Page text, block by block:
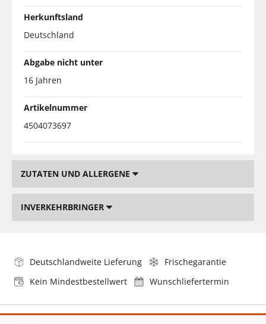
Herkunftsland
Deutschland
Abgabe nicht unter
16 Jahren
Artikelnummer
4504073697
ZUTATEN UND ALLERGENE
INVERKEHRBRINGER
Deutschlandweite Lieferung
Frischegarantie
Kein Mindestbestellwert
Wunschliefertermin